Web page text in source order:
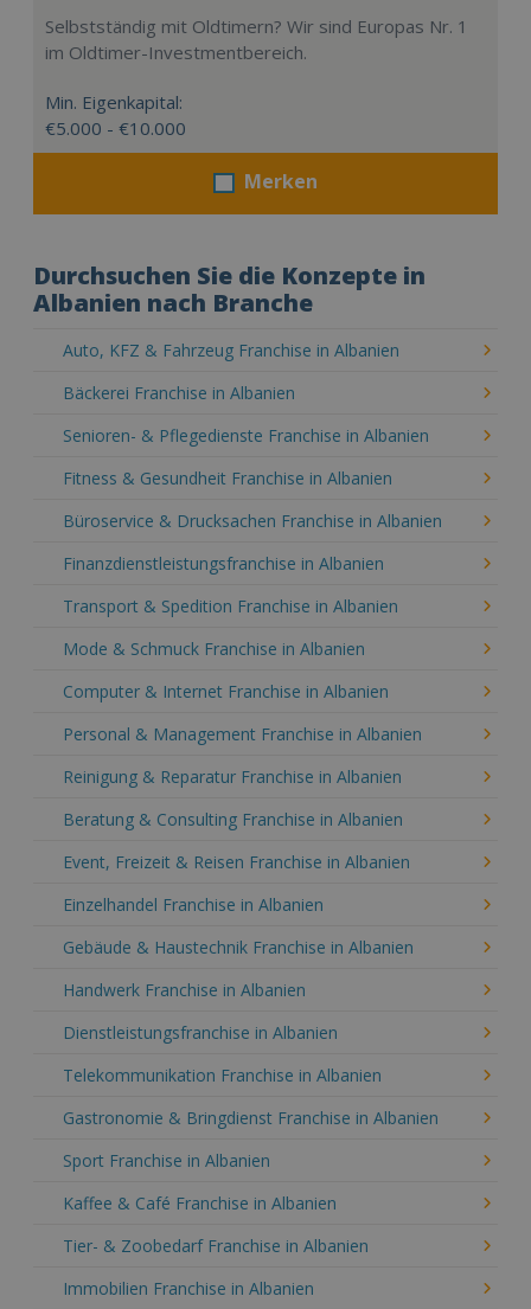
Selbstständig mit Oldtimern? Wir sind Europas Nr. 1
im Oldtimer-Investmentbereich.
Min. Eigenkapital:
€5.000 - €10.000
Merken
Durchsuchen Sie die Konzepte in
Albanien nach Branche
Auto, KFZ & Fahrzeug Franchise in Albanien
Bäckerei Franchise in Albanien
Senioren- & Pflegedienste Franchise in Albanien
Fitness & Gesundheit Franchise in Albanien
Büroservice & Drucksachen Franchise in Albanien
Finanzdienstleistungsfranchise in Albanien
Transport & Spedition Franchise in Albanien
Mode & Schmuck Franchise in Albanien
Computer & Internet Franchise in Albanien
Personal & Management Franchise in Albanien
Reinigung & Reparatur Franchise in Albanien
Beratung & Consulting Franchise in Albanien
Event, Freizeit & Reisen Franchise in Albanien
Einzelhandel Franchise in Albanien
Gebäude & Haustechnik Franchise in Albanien
Handwerk Franchise in Albanien
Dienstleistungsfranchise in Albanien
Telekommunikation Franchise in Albanien
Gastronomie & Bringdienst Franchise in Albanien
Sport Franchise in Albanien
Kaffee & Café Franchise in Albanien
Tier- & Zoobedarf Franchise in Albanien
Immobilien Franchise in Albanien